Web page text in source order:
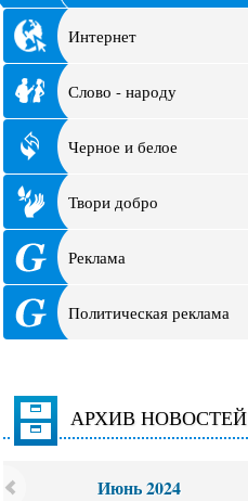
Интернет
Слово - народу
Черное и белое
Твори добро
Реклама
Политическая реклама
АРХИВ НОВОСТЕЙ
Июнь 2024